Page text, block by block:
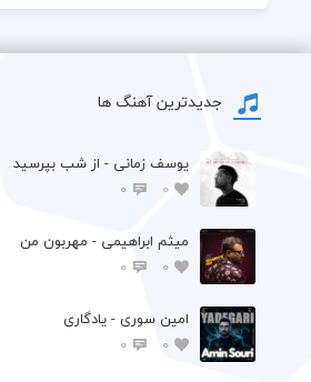
جدیدترین آهنگ ها
یوسف زمانی - از شب بپرسید
0
0
میثم ابراهیمی - مهربون من
0
0
امین سوری - یادگاری
0
0